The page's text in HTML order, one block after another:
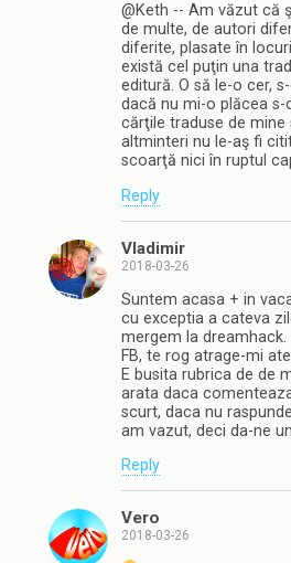
@Keth -- Am văzut că
de multe, de autori
diferite, plasate în
există cel puţin una
editură. O să le-o cer,
dacă nu mi-o plăcea s-
cărţile traduse de
altminteri nu le-aş fi
scoarţă nici în ruptul
Reply
Vladimir
2018-03-26
Suntem acasa + in
cu exceptia a cateva
mergem la
FB, te rog atrage-mi
E busita rubrica de de
arata daca
scurt, daca nu
am vazut, deci da-ne
Reply
Vero
2018-03-26